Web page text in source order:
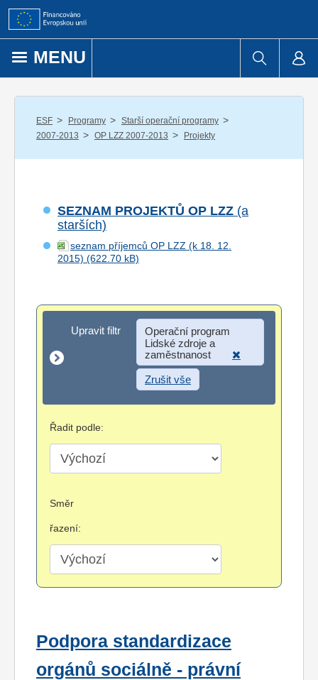
Přejít k obsahu
MENU
ESF / Programy / Starší operační programy /
2007-2013 / OP LZZ 2007-2013 / Projekty
SEZNAM PROJEKTŮ OP LZZ (a
starších)
seznam příjemců OP LZZ (k 18. 12.
2015)
Upravit filtr
Upravit filtr
Operační program
Lidské zdroje a
zaměstnanost
Zrušit vše
Řadit podle:
Směr
řazení:
Podpora standardizace
orgánů sociálně - právní